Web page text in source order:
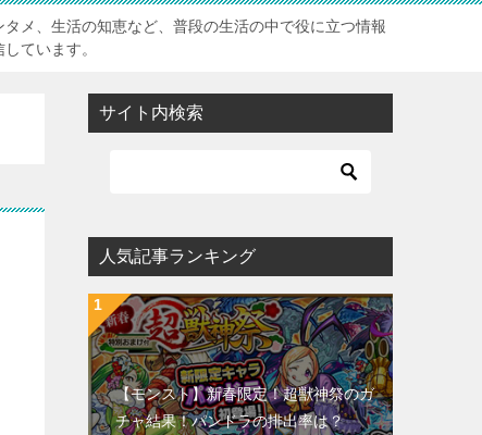
メ、生活の知恵など、普段の生活の中で役に立つ情報
ています。
サイト内検索
人気記事ランキング
【モンスト】新春限定！超獣神祭のガ
チャ結果！パンドラの排出率は？